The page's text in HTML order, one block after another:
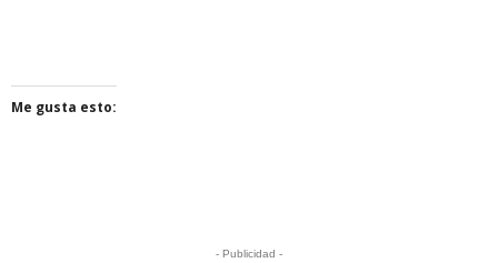
Me gusta esto:
- Publicidad -